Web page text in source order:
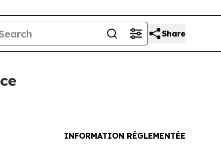
Share
INFORMATION RÉGLEMENTÉE